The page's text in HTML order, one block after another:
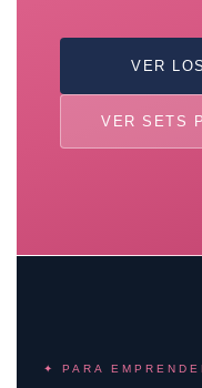
VER
VER SETS
✦ PARA